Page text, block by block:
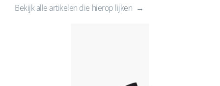
Bekijk alle artikelen die hierop lijken